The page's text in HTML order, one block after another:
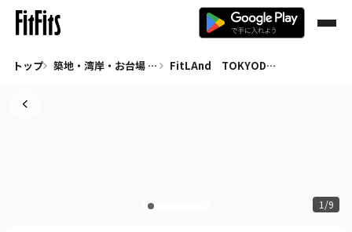
トップ 築地・湾岸・お台場 ジム FitLAnd TOKYODOME HARUMI FLAG
1/9